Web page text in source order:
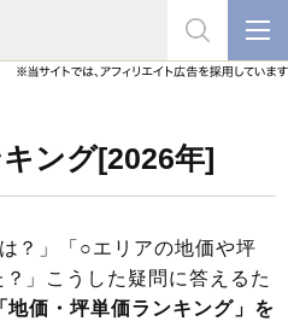
ング[2026年]
？」「○エリアの地価や坪
」こうした疑問に答えるた
地価・坪単価ランキング」を